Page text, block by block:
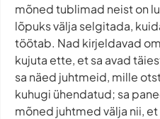
mõned tublimad neist on
lõpuks välja selgitada,
töötab. Nad kirjeldavad
kujuta ette, et sa avad
sa näed juhtmeid, mille
kuhugi ühendatud; sa
mõned juhtmed välja nii,